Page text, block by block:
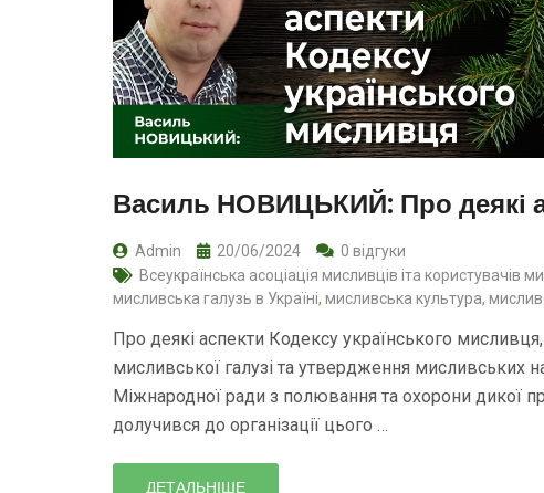
Василь НОВИЦЬКИЙ: Про деякі
Admin 20/06/2024
0 відгуки
Всеукраїнська асоціація мисливців іта користувачів
мисливська галузь в Україні, мисливська культура,
Про деякі аспекти Кодексу українського
мисливської галузі та утвердження
Міжнародної ради з полювання та охорони дикої
долучився до організації цього …
ДЕТАЛЬНІШЕ